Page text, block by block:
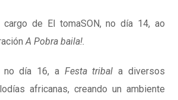
de El tomaSON, no día 14, ao
A Pobra baila!.
no día 16, a Festa tribal a diversos
africanas, creando un ambiente